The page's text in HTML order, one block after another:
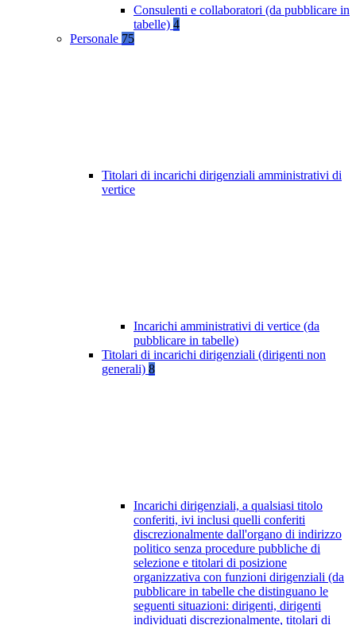
Consulenti e collaboratori (da pubblicare in
tabelle) 4
Personale 75
Titolari di incarichi dirigenziali amministrativi di
vertice
Incarichi amministrativi di vertice (da
pubblicare in tabelle)
Titolari di incarichi dirigenziali (dirigenti non
generali) 8
Incarichi dirigenziali, a qualsiasi titolo
conferiti, ivi inclusi quelli conferiti
discrezionalmente dall'organo di indirizzo
politico senza procedure pubbliche di
selezione e titolari di posizione
organizzativa con funzioni dirigenziali (da
pubblicare in tabelle che distinguano le
seguenti situazioni: dirigenti, dirigenti
individuati discrezionalmente, titolari di